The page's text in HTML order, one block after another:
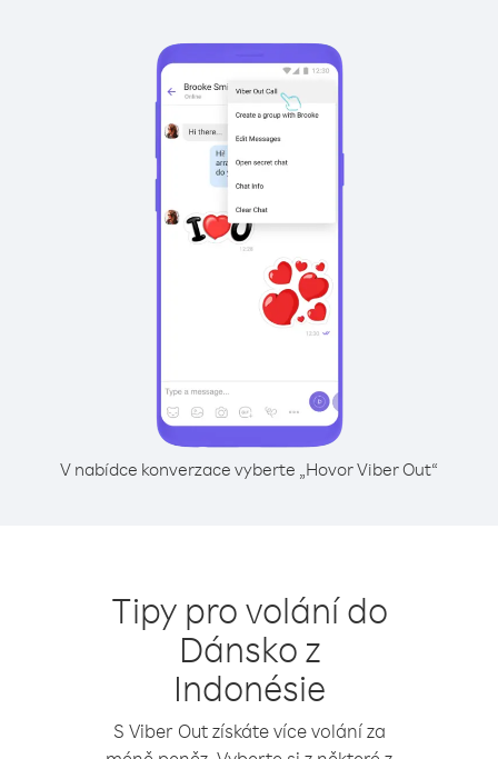
V nabídce konverzace vyberte „Hovor Viber Out“
Tipy pro volání do
Dánsko z
Indonésie
S Viber Out získáte více volání za